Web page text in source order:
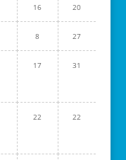
16 20
8 27
17 31
22 22